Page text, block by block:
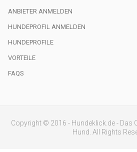
ANBIETER ANMELDEN
HUNDEPROFIL ANMELDEN
HUNDEPROFILE
VORTEILE
FAQS
Copyright © 2016 - Hundeklick.de - Das
Hund. All Rights